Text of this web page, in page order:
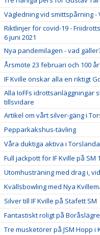
Vägledning vid smittspårning -
Riktlinjer för covid-19 -
6 juni 2021
Nya pandemilagen - vad
Årsmöte 23 februari och 100
IF Kville önskar alla en riktigt
Alla IoFFs idrottsanläggningar
tillsvidare
Artikel om vårt silver-gäng i
Pepparkakshus-tävling
Våra duktiga aktiva i
Full jackpott för IF Kville på SM
Utomhusträning med drag i,
Kvällsbowling med Nya
Silver till IF Kville på Stafett SM
Fantastiskt roligt på
Tre musketörer på JSM Hopp i